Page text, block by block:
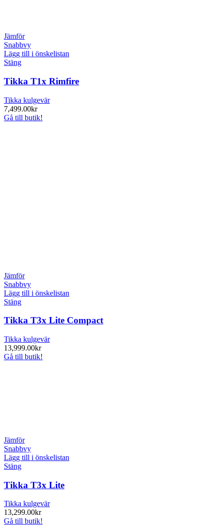
Jämför
Snabbvy
Lägg till i önskelistan
Stäng
Tikka T1x Rimfire
Tikka kulgevär
7,499.00kr
Gå till butik!
Jämför
Snabbvy
Lägg till i önskelistan
Stäng
Tikka T3x Lite Compact
Tikka kulgevär
13,999.00kr
Gå till butik!
Jämför
Snabbvy
Lägg till i önskelistan
Stäng
Tikka T3x Lite
Tikka kulgevär
13,299.00kr
Gå till butik!